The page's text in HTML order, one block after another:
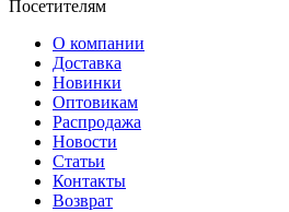
Посетителям
О компании
Доставка
Новинки
Оптовикам
Распродажа
Новости
Статьи
Контакты
Возврат